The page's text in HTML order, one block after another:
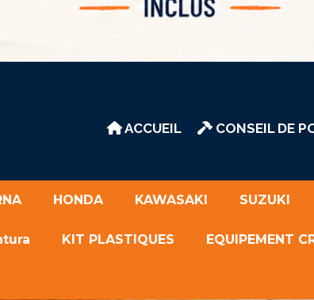
ACCUEIL CONSEIL DE
HONDA KAWASAKI SUZUKI
KIT PLASTIQUES EQUIPEMENT